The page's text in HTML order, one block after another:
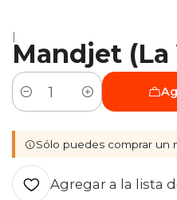
|
Mandjet (La
Cantidad
Sólo puedes comprar un
Agregar a la lista